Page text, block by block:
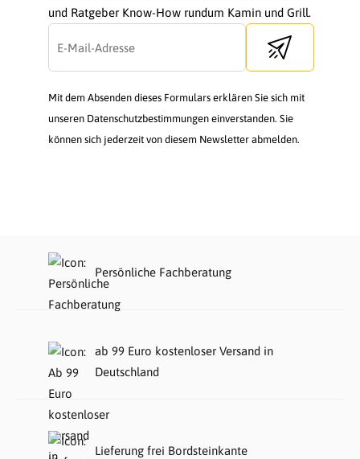
und Ratgeber Know-How rundum Kamin und Grill.
Send newsletter
Mit dem Absenden dieses Formulars erklären Sie sich mit
unseren Datenschutzbestimmungen einverstanden. Sie
können sich jederzeit von diesem Newsletter abmelden.
Persönliche Fachberatung
ab 99 Euro kostenloser Versand in
Deutschland
Lieferung frei Bordsteinkante